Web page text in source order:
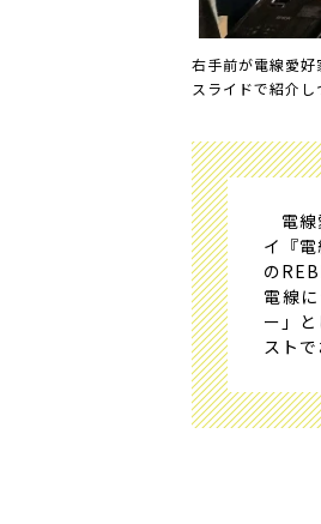
右手前が電線愛好
スライドで紹介し
電線
イ『
の
電線
ー」
ストで